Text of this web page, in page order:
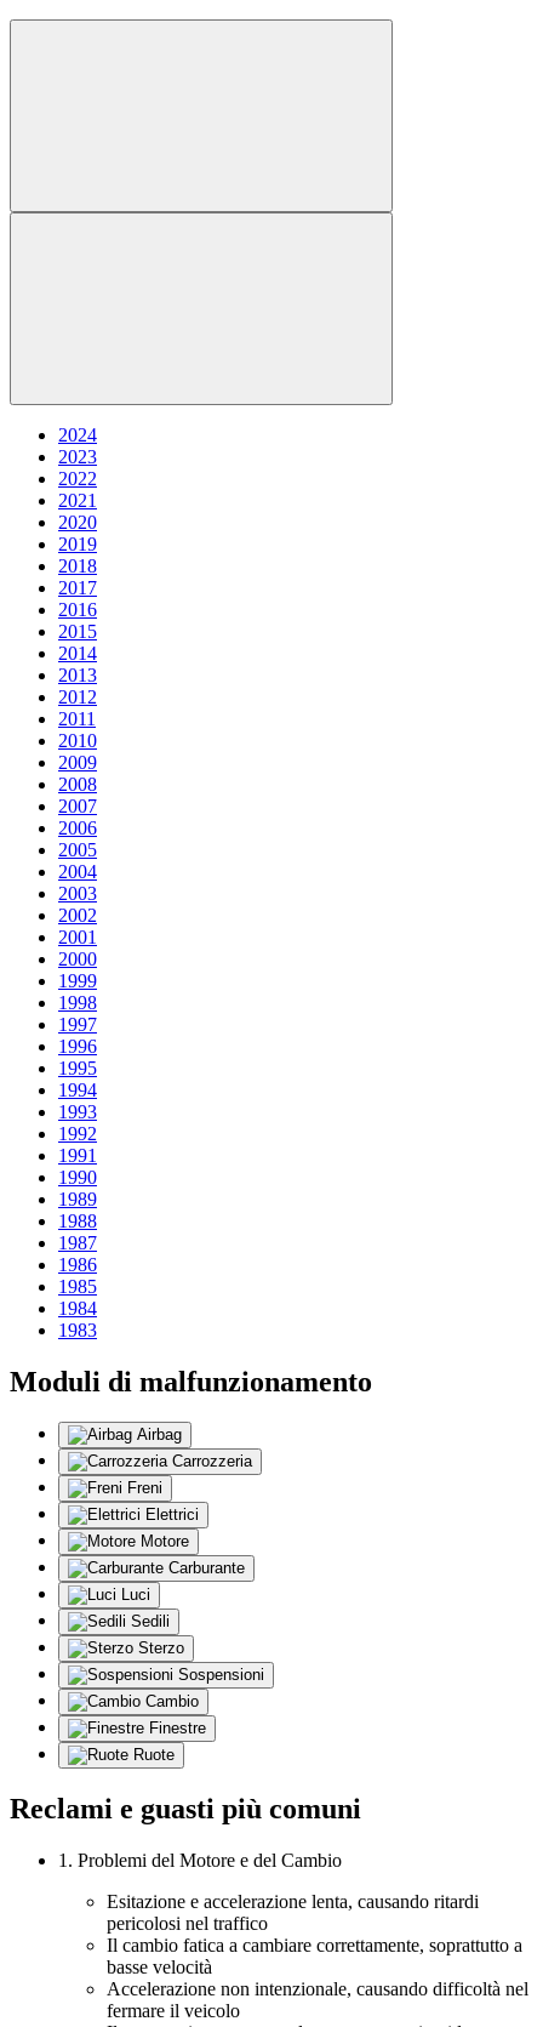
2024
2023
2022
2021
2020
2019
2018
2017
2016
2015
2014
2013
2012
2011
2010
2009
2008
2007
2006
2005
2004
2003
2002
2001
2000
1999
1998
1997
1996
1995
1994
1993
1992
1991
1990
1989
1988
1987
1986
1985
1984
1983
Moduli di malfunzionamento
Airbag
Carrozzeria
Freni
Elettrici
Motore
Carburante
Luci
Sedili
Sterzo
Sospensioni
Cambio
Finestre
Ruote
Reclami e guasti più comuni
1. Problemi del Motore e del Cambio
Esitazione e accelerazione lenta, causando ritardi
pericolosi nel traffico
Il cambio fatica a cambiare correttamente, soprattutto a
basse velocità
Accelerazione non intenzionale, causando difficoltà nel
fermare il veicolo